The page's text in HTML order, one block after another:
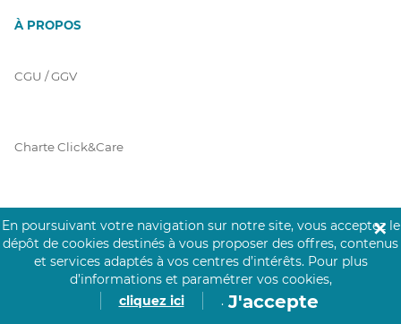
À PROPOS
CGU / GGV
Charte Click&Care
Code de Déontologie
Mentions Légales
En poursuivant votre navigation sur notre site, vous acceptez le
dépôt de cookies destinés à vous proposer des offres, contenus
et services adaptés à vos centres d’intérêts. Pour plus
d’informations et paramétrer vos cookies,
cliquez ici
. J'accepte
✕